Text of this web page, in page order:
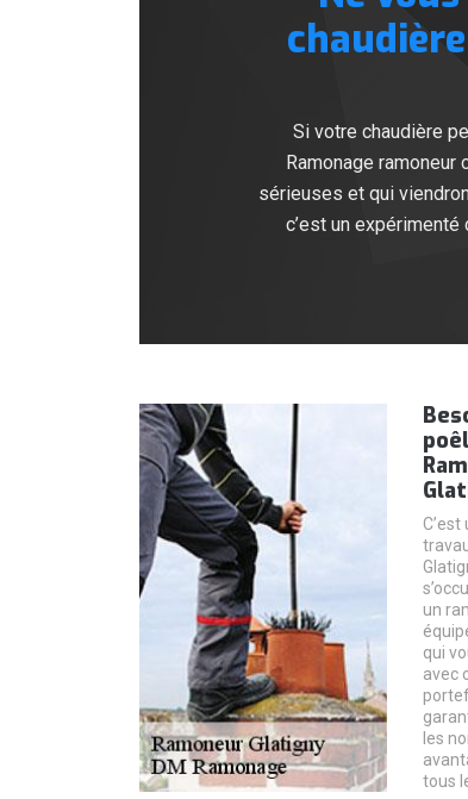
Si votre chaudière
Ramonage
sérieuses et qui
c’est un
un
qui
avec
les
tous